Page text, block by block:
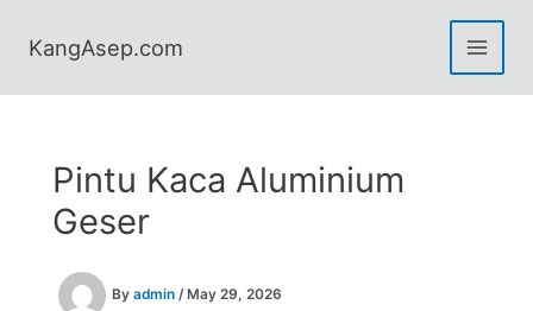
KangAsep.com
Pintu Kaca Aluminium
Geser
By admin / May 29, 2026